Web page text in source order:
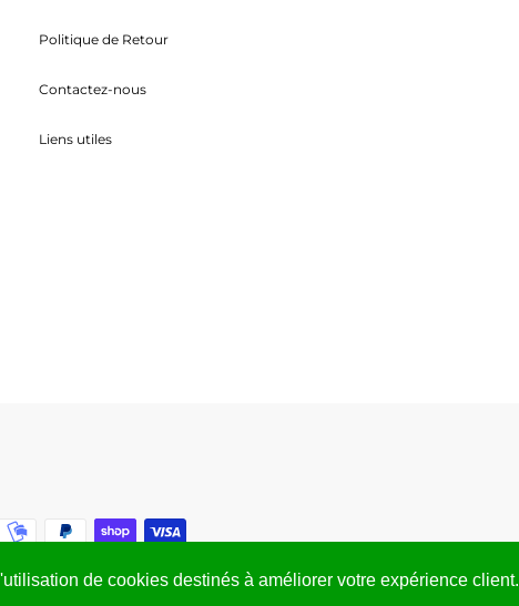
de cookies destinés à améliorer votre expérience client.
Politique de Retour
Contactez-nous
Liens utiles